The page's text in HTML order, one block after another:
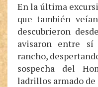
En la última
que también
descubrieron
avisaron entre sí
rancho,
sospecha del
ladrillos armado